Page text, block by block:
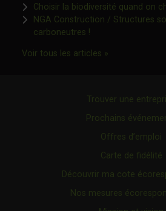
Choisir la biodiversité quand on
NGA Construction / Structures
carboneutres !Ce lien s'ouvrira
Voir tous les articles »Ce lien
Trouver une
Prochains
Offres d’emploi
Carte de fidélité
Découvrir ma cote
Nos mesures